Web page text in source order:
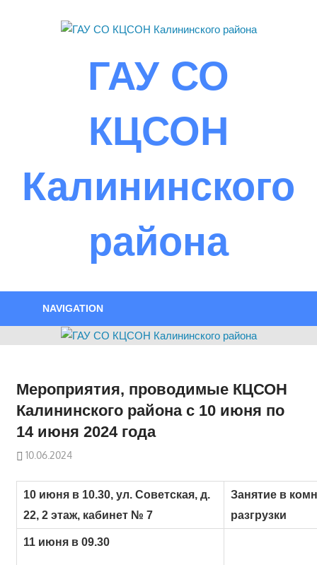
ГАУ СО
КЦСОН
Калининского
района
NAVIGATION
Мероприятия, проводимые КЦСОН
Калининского района с 10 июня по
14 июня 2024 года
10.06.2024
10 июня в 10.30, ул. Советская, д.
22, 2 этаж, кабинет № 7
Занятие в
разгрузки
11 июня в 09.30